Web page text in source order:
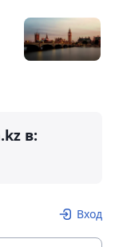
в:
Вход